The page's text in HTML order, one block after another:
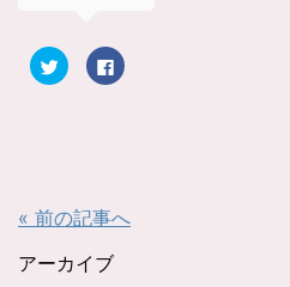
ク
リ
e
共
有
F
a
す
« 前の記事へ
アーカイブ